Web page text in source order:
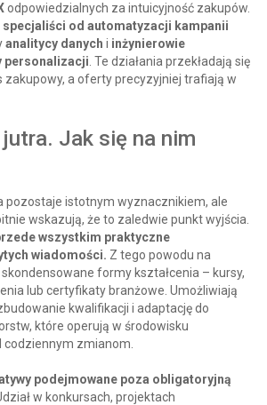
odpowiedzialnych za intuicyjność zakupów.
specjaliści od automatyzacji kampanii
analitycy danych i inżynierowie
personalizacji . Te działania przekładają się
zakupowy, a oferty precyzyjniej trafiają w
Jak się na nim
pozostaje istotnym wyznacznikiem, ale
wskazują, że to zaledwie punkt wyjścia.
wszystkim praktyczne
wiadomości. Z tego powodu na
formy kształcenia – kursy,
lub certyfikaty branżowe. Umożliwiają
kwalifikacji i adaptację do
które operują w środowisku
zmianom.
podejmowane poza obligatoryjną
w konkursach, projektach